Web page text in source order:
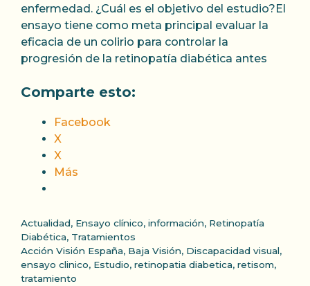
enfermedad. ¿Cuál es el objetivo del estudio?El
ensayo tiene como meta principal evaluar la
eficacia de un colirio para controlar la
progresión de la retinopatía diabética antes
Comparte esto:
Facebook
X
X
Más
Categorías
Actualidad, Ensayo clínico, información, Retinopatía
Diabética, Tratamientos
Etiquetas
Acción Visión España, Baja Visión, Discapacidad visual,
ensayo clinico, Estudio, retinopatia diabetica, retisom,
tratamiento